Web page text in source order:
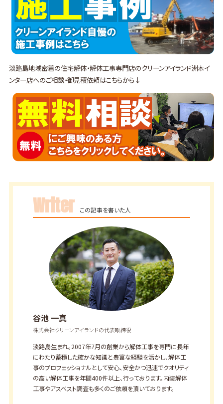
淡路島地域密着の住宅解体・解体工事専門店のクリーンアイランド洲本イ
ンター店へのご相談・御見積依頼はこちらから↓
Writer この記事を書いた人
谷池 一真
株式会社クリーンアイランドの代表取締役
淡路島生まれ。2007年7月の創業から解体工事を専門に長年
にわたり蓄積した確かな知識と豊富な経験を活かし、解体工
事のプロフェッショナルとして安心、安全かつ迅速でクオリティ
の高い解体工事を年間400件以上、行っております。内装解体
工事やアスベスト調査も多くのご依頼を頂いております。